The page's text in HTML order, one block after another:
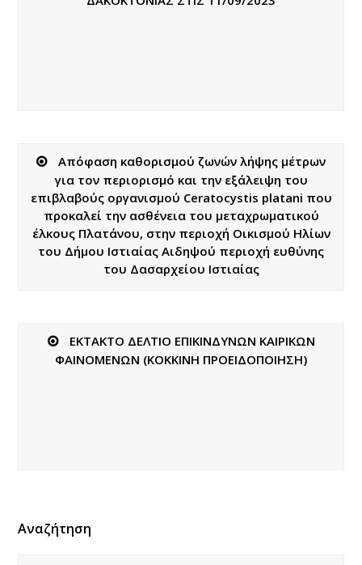
Απόφαση καθορισμού ζωνών λήψης μέτρων
για τον περιορισμό και την εξάλειψη του
επιβλαβούς οργανισμού Ceratocystis platani που
προκαλεί την ασθένεια του μεταχρωματικού
έλκους Πλατάνου, στην περιοχή Οικισμού Ηλίων
του Δήμου Ιστιαίας Αιδηψού περιοχή ευθύνης
του Δασαρχείου Ιστιαίας
ΕΚΤΑΚΤΟ ΔΕΛΤΙΟ ΕΠΙΚΙΝΔΥΝΩΝ ΚΑΙΡΙΚΩΝ
ΦΑΙΝΟΜΕΝΩΝ (ΚΟΚΚΙΝΗ ΠΡΟΕΙΔΟΠΟΙΗΣΗ)
Αναζήτηση